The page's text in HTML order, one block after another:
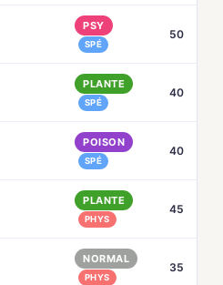
PSY
SPÉ
50
PLANTE
SPÉ
40
POISON
SPÉ
40
PLANTE
PHYS
45
NORMAL
PHYS
35